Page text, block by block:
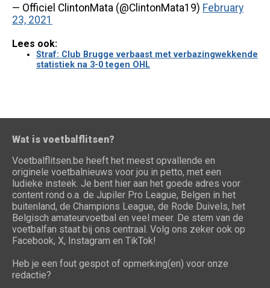
— Officiel ClintonMata (@ClintonMata19) February
23, 2021
Lees ook:
Straf: Club Brugge verbaast met verbazingwekkende
statistiek na 3-0 tegen OHL
Wat is voetbalflitsen?
Voetbalflitsen.be heeft het meest opvallende en
originele voetbalnieuws voor jou in petto, met een
ludieke insteek. Je bent hier aan het goede adres voor
content rond o.a. de Jupiler Pro League, Belgen in het
buitenland, de Champions League, de Rode Duivels, het
Belgisch amateurvoetbal en veel meer. De stem van de
voetbalfan staat bij ons centraal. Volg ons zeker ook op
Facebook, X, Instagram en TikTok!
Heb je een fout gespot of opmerking(en) voor onze
redactie?